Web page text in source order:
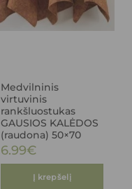
Medvilninis
virtuvinis
rankšluostukas
GAUSIOS KALĖDOS
(raudona) 50×70
6.99€
Į krepšelį